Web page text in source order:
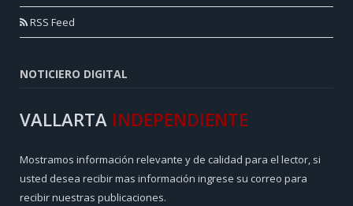
RSS Feed
NOTICIERO DIGITAL
VALLARTA INDEPENDIENTE
Mostramos información relevante y de calidad para el lector, si
usted desea recibir mas información ingrese su correo para
recibir nuestras publicaciones.